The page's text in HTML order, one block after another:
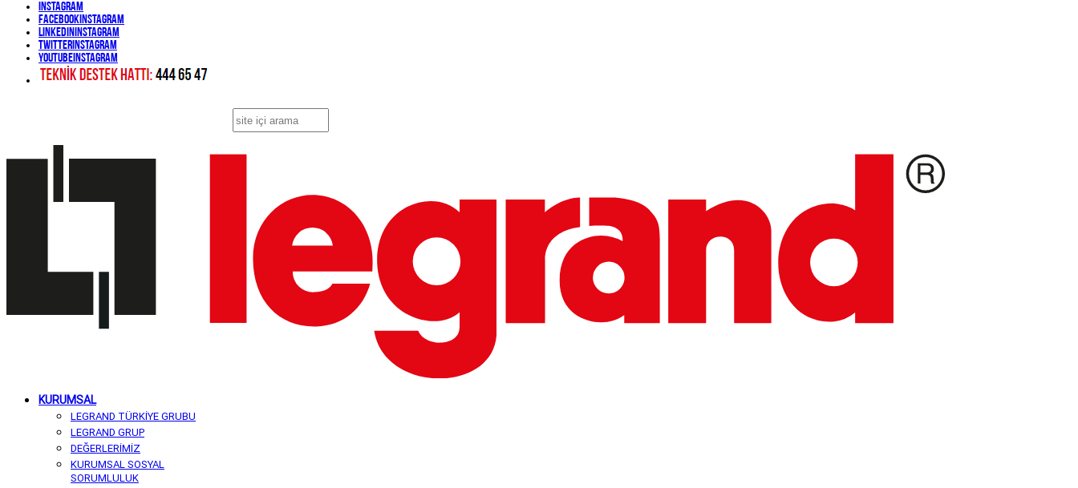
Instagram
Facebook Instagram
Linkedin Instagram
Twitter Instagram
YouTube Instagram
KURUMSAL
LEGRAND TÜRKİYE GRUBU
LEGRAND GRUP
DEĞERLERİMİZ
KURUMSAL SOSYAL
SORUMLULUK